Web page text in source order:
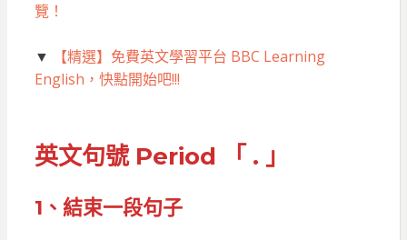
覽！
▼
【精選】免費英文學習平台 BBC Learning
English，快點開始吧!!!
英文句號 Period 「 . 」
1、結束一段句子